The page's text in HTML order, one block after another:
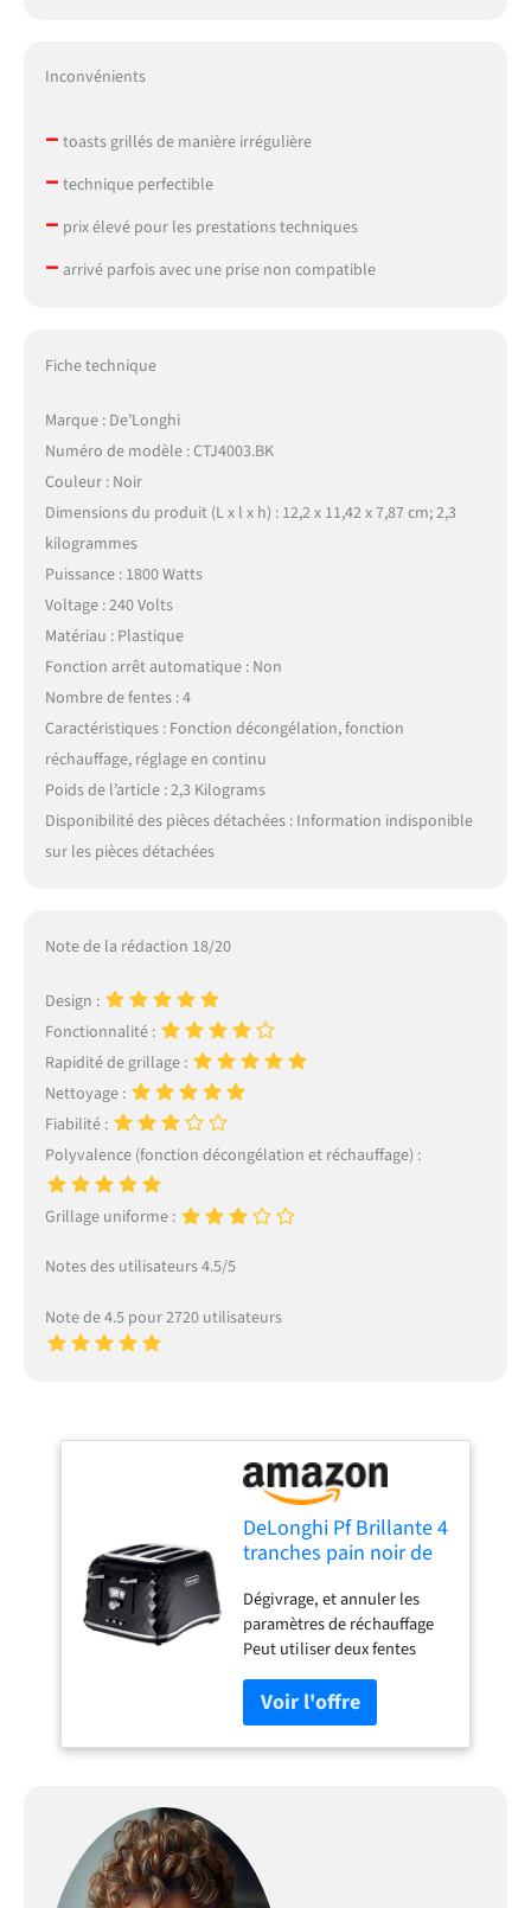
Inconvénients
– toasts grillés de manière irrégulière
– technique perfectible
– prix élevé pour les prestations techniques
– arrivé parfois avec une prise non compatible
Fiche technique
Marque : De’Longhi
Numéro de modèle : CTJ4003.BK
Couleur : Noir
Dimensions du produit (L x l x h) : 12,2 x 11,42 x 7,87 cm; 2,3
kilogrammes
Puissance : 1800 Watts
Voltage : 240 Volts
Matériau : Plastique
Fonction arrêt automatique : Non
Nombre de fentes : 4
Caractéristiques : Fonction décongélation, fonction
réchauffage, réglage en continu
Poids de l’article : 2,3 Kilograms
Disponibilité des pièces détachées : Information indisponible
sur les pièces détachées
Note de la rédaction 18/20
Design :
Fonctionnalité :
Rapidité de grillage :
Nettoyage :
Fiabilité :
Polyvalence (fonction décongélation et réchauffage) :
Grillage uniforme :
Notes des utilisateurs 4.5/5
Note de 4.5 pour 2720 utilisateurs
DeLonghi Pf Brillante 4
tranches pain noir de
Dégivrage, et annuler les
paramètres de réchauffage
Peut utiliser deux fentes
indépendamment Contrôle
de brunissement variable
Position la plus haute pour
un retrait facile des petites